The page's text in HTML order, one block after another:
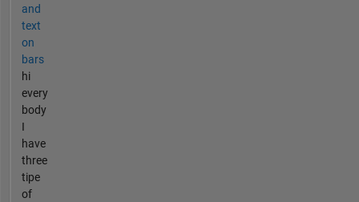
and
text
on
bars
hi
every
body
I
have
three
tipe
of